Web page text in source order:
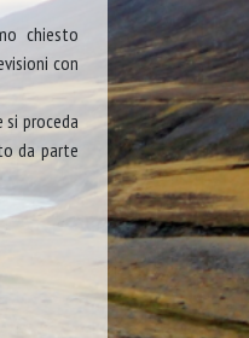
chiesto
con
proceda
da parte